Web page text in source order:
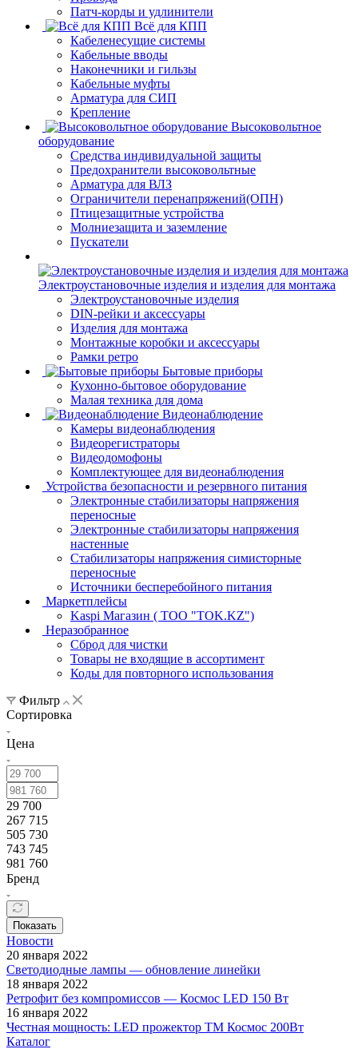
Патч-корды и удлинители
Всё для КПП
Кабеленесущие системы
Кабельные вводы
Наконечники и гильзы
Кабельные муфты
Арматура для СИП
Крепление
Высоковольтное
оборудование
Средства индивидуальной защиты
Предохранители высоковольтные
Арматура для ВЛЗ
Ограничители перенапряжений(ОПН)
Птицезащитные устройства
Молниезащита и заземление
Пускатели
Электроустановочные изделия и изделия для монтажа
Электроустановочные изделия
DIN-рейки и аксессуары
Изделия для монтажа
Монтажные коробки и аксессуары
Рамки ретро
Бытовые приборы
Кухонно-бытовое оборудование
Малая техника для дома
Видеонаблюдение
Камеры видеонаблюдения
Видеорегистраторы
Видеодомофоны
Комплектующее для видеонаблюдения
Устройства безопасности и резервного питания
Электронные стабилизаторы напряжения
переносные
Электронные стабилизаторы напряжения
настенные
Стабилизаторы напряжения симисторные
переносные
Источники бесперебойного питания
Маркетплейсы
Kaspi Магазин ( ТОО "TOK.KZ")
Неразобранное
Сброд для чистки
Товары не входящие в ассортимент
Коды для повторного использования
Фильтр
Сортировка
Цена
29 700
267 715
505 730
743 745
981 760
Бренд
Показать
Новости
20 января 2022
Светодиодные лампы — обновление линейки
18 января 2022
Ретрофит без компромиссов — Космос LED 150 Вт
16 января 2022
Честная мощность: LED прожектор ТМ Космос 200Вт
Каталог